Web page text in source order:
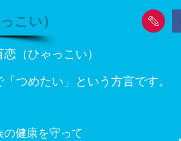
こい）
（ひゃっこい）
つめたい」という方言です。
健康を守って